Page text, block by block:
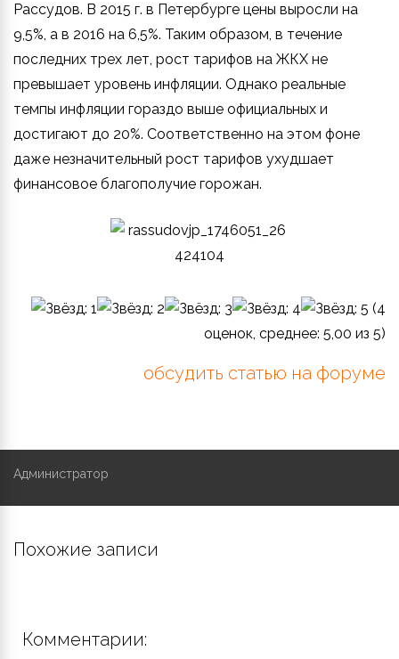
Рассудов. В 2015 г. в Петербурге цены выросли на
9,5%, а в 2016 на 6,5%. Таким образом, в течение
последних трех лет, рост тарифов на ЖКХ не
превышает уровень инфляции. Однако реальные
темпы инфляции гораздо выше официальных и
достигают до 20%. Соответственно на этом фоне
даже незначительный рост тарифов ухудшает
финансовое благополучие горожан.
(4
оценок, среднее: 5,00 из 5)
обсудить статью на форуме
Администратор
Похожие записи
Комментарии: